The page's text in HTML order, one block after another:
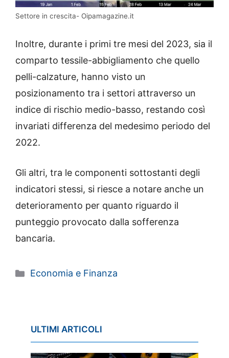
Settore in crescita- Oipamagazine.it
Inoltre, durante i primi tre mesi del 2023, sia il
comparto tessile-abbigliamento che quello
pelli-calzature, hanno visto un
posizionamento tra i settori attraverso un
indice di rischio medio-basso, restando così
invariati differenza del medesimo periodo del
2022.
Gli altri, tra le componenti sottostanti degli
indicatori stessi, si riesce a notare anche un
deterioramento per quanto riguardo il
punteggio provocato dalla sofferenza
bancaria.
Categorie
Economia e Finanza
ULTIMI ARTICOLI